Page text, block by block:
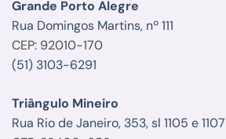
Grande Porto Alegre
Rua Domingos Martins, nº 111
CEP: 92010-170
(51) 3103-6291
Triângulo Mineiro
Rua Rio de Janeiro, 353, sl 1105 e 1107